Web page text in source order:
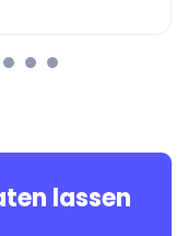
lassen